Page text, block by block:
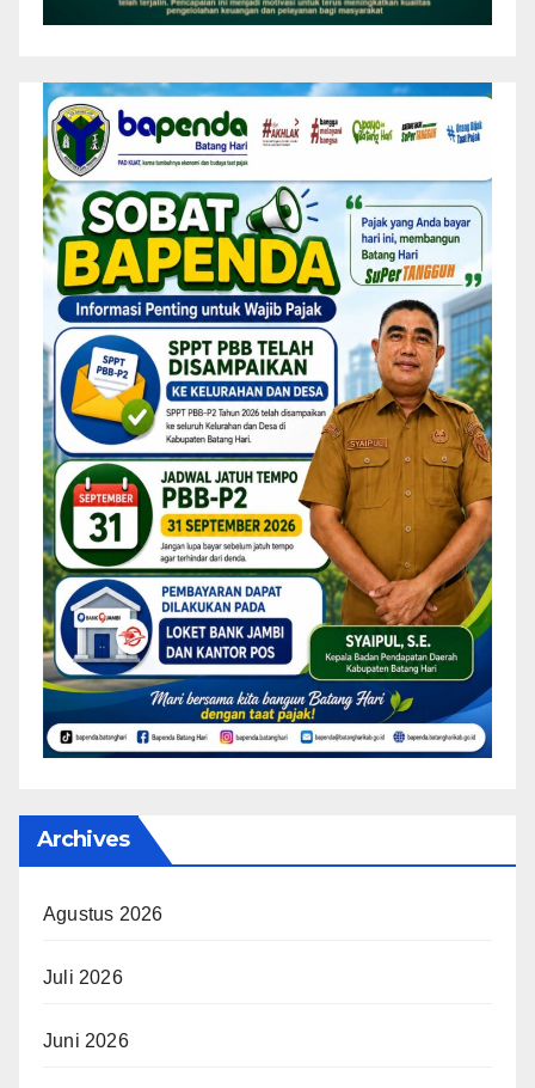
Archives
Agustus 2026
Juli 2026
Juni 2026